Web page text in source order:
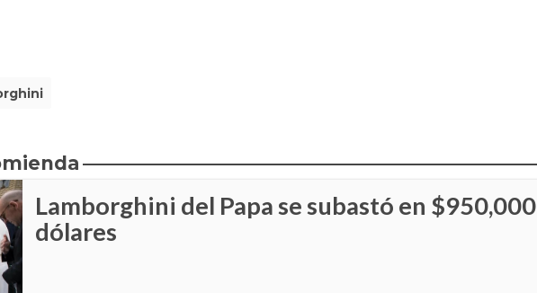
Lamborghini del Papa se subastó en $950,000
dólares